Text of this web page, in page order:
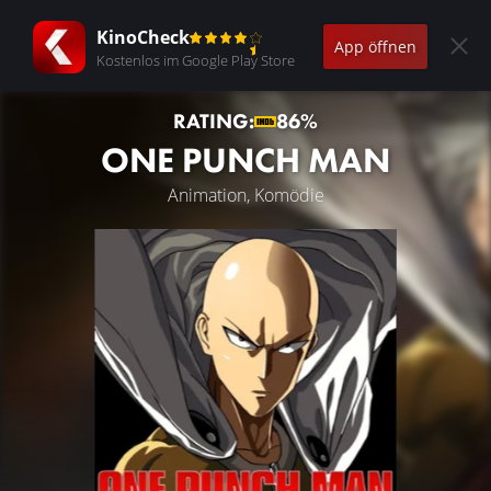
KinoCheck
Kostenlos im Google Play Store
App öffnen
RATING: 86%
ONE PUNCH MAN
Animation, Komödie